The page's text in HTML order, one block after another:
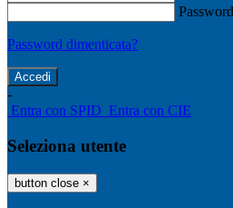
Password
Password dimenticata?
-
Entra con SPID Entra con CIE
Seleziona utente
button close ×